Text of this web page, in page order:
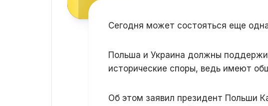
Сегодня может состояться еще
Польша и Украина должны
исторические споры, ведь имеют
Об этом заявил президент Польши